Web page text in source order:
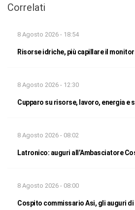
Correlati
8 Agosto 2026 - 18:54
Risorse idriche, più capillare il
8 Agosto 2026 - 12:30
Cupparo su risorse, lavoro, energia e
8 Agosto 2026 - 08:02
Latronico: auguri all’Ambasciatore
8 Agosto 2026 - 08:00
Cospito commissario Asi, gli auguri di